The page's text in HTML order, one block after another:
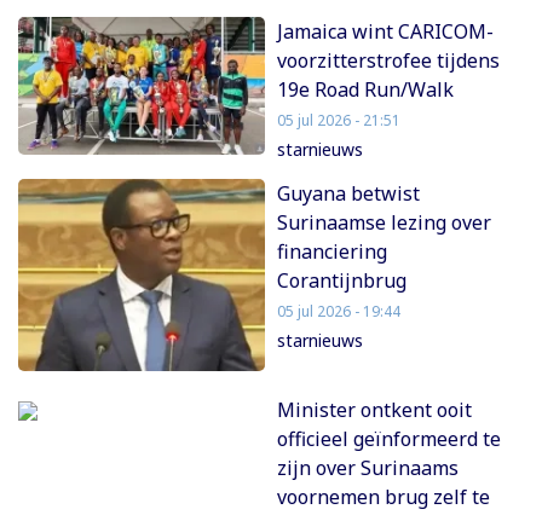
Jamaica wint CARICOM-
voorzitterstrofee tijdens
19e Road Run/Walk
05 jul 2026 - 21:51
starnieuws
Guyana betwist
Surinaamse lezing over
financiering
Corantijnbrug
05 jul 2026 - 19:44
starnieuws
Minister ontkent ooit
officieel geïnformeerd te
zijn over Surinaams
voornemen brug zelf te